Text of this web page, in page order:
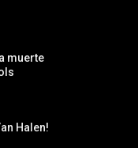
muerte
Halen!